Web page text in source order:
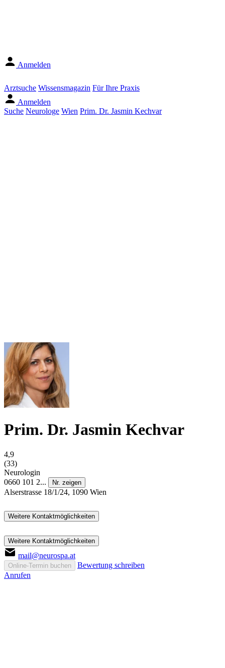
Anmelden
Arztsuche Wissensmagazin Für Ihre Praxis
Anmelden
Suche Neurologe Wien Prim. Dr. Jasmin Kechvar
Prim. Dr. Jasmin Kechvar
4,9
(33)
Neurologin
0660 101 2...
Nr. zeigen
Alserstrasse 18/1/24, 1090 Wien
Weitere Kontaktmöglichkeiten
Weitere Kontaktmöglichkeiten
mail@neurospa.at
Online-Termin buchen
Bewertung schreiben
Anrufen